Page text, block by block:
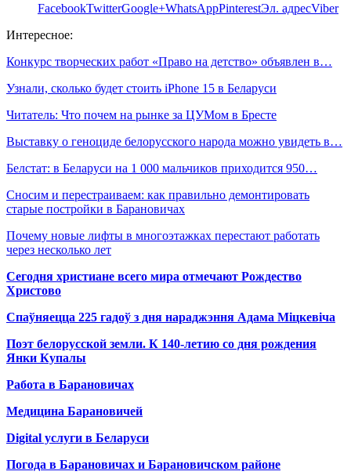
FacebookTwitterGoogle+WhatsAppPinterestЭл. адресViber
Интересное:
Конкурс творческих работ «Право на детство» объявлен в…
Узнали, сколько будет стоить iPhone 15 в Беларуси
Читатель: Что почем на рынке за ЦУМом в Бресте
Выставку о геноциде белорусского народа можно увидеть в…
Белстат: в Беларуси на 1 000 мальчиков приходится 950…
Сносим и перестраиваем: как правильно демонтировать
старые постройки в Барановичах
Почему новые лифты в многоэтажках перестают работать
через несколько лет
Сегодня христиане всего мира отмечают Рождество
Христово
Спаўняецца 225 гадоў з дня нараджэння Адама Міцкевіча
Поэт белорусской земли. К 140-летию со дня рождения
Янки Купалы
Работа в Барановичах
Медицина Барановичей
Digital услуги в Беларуси
Погода в Барановичах и Барановичском районе